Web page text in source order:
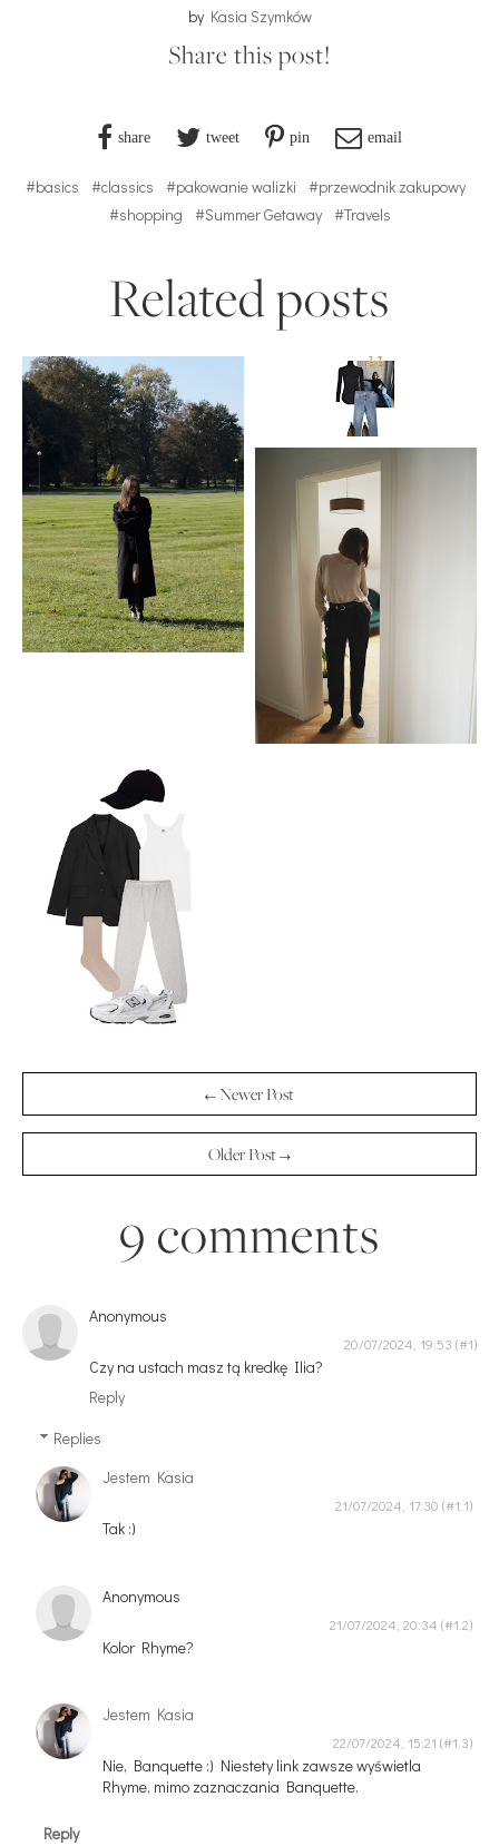
by Kasia Szymków
Share this post!
share tweet pin email
#basics #classics #pakowanie walizki
#przewodnik zakupowy
#shopping
#Summer Getaway #Travels
Related posts
← Newer Post
Older Post →
9 comments
Anonymous
20/07/2024, 19:53
Czy na ustach masz tą kredkę Ilia?
Reply
Replies
Jestem Kasia
21/07/2024, 17:30
Tak :)
Anonymous
21/07/2024, 20:34
Kolor Rhyme?
Jestem Kasia
22/07/2024, 15:21
Nie, Banquette :) Niestety link zawsze wyświetla
Rhyme, mimo zaznaczania Banquette.
Reply